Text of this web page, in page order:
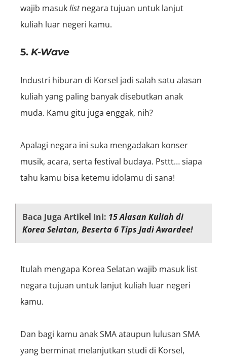
wajib masuklistnegara tujuan untuk lanjut
kuliah luar negeri kamu.
5. K-Wave
Industri hiburan di Korsel jadi salah satu alasan
kuliah yang paling banyak disebutkan anak
muda. Kamu gitu juga enggak, nih?
Apalagi negara ini suka mengadakan konser
musik, acara, serta festival budaya. Psttt… siapa
tahu kamu bisa ketemu idolamu di sana!
Baca Juga Artikel Ini: 15 Alasan Kuliah di
Korea Selatan, Beserta 6 Tips Jadi Awardee!
Itulah mengapa Korea Selatan wajib masuk list
negara tujuan untuk lanjut kuliah luar negeri
kamu.
Dan bagi kamu anak SMA ataupun lulusan SMA
yang berminat melanjutkan studi di Korsel,